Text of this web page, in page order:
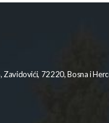
Zavidovići, 72220, Bosna i